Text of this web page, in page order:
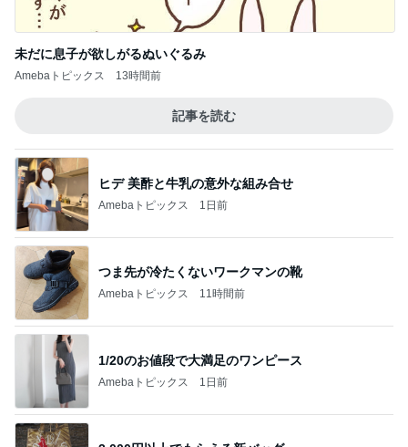
未だに息子が欲しがるぬいぐるみ
Amebaトピックス 13時間前
記事を読む
ヒデ 美酢と牛乳の意外な組み合せ
Amebaトピックス 1日前
つま先が冷たくないワークマンの靴
Amebaトピックス 11時間前
1/20のお値段で大満足のワンピース
Amebaトピックス 1日前